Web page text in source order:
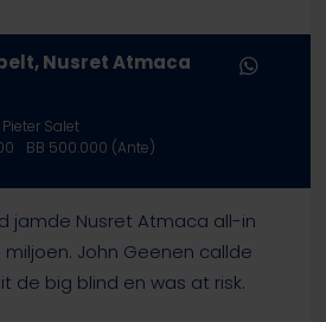
Nusret Atmaca
Pieter Salet
BB 500.000 (Ante)
jamde Nusret Atmaca all-in
John Geenen callde
de big blind en was at risk.